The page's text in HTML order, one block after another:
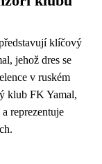
klíčový
jehož dres se
v ruském
klub FK Yamal,
reprezentuje